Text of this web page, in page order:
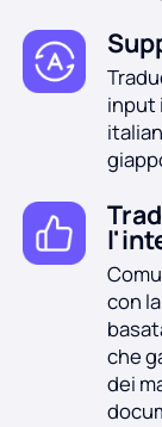
Schiarente
PDF in JPG
da PAROLA a
input
con
che
dei